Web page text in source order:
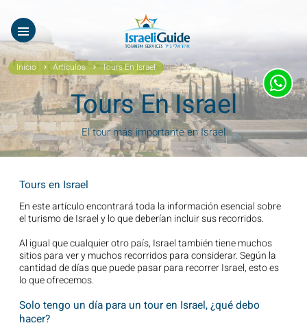
Inicio Artículos Tours En Israel
Tours En Israel
El tour más importante en Israel
Tours en Israel
En este artículo encontrará toda la información esencial sobre
el turismo de Israel y lo que deberían incluir sus recorridos.
Al igual que cualquier otro país, Israel también tiene muchos
sitios para ver y muchos recorridos para considerar. Según la
cantidad de días que puede pasar para recorrer Israel, esto es
lo que ofrecemos.
Solo tengo un día para un tour en Israel, ¿qué debo
hacer?
Nuestros Tours
Tours virtuales
Quiénes Somos
Testimonios
Galería
Noticias Covid19
Contáctanos
עב